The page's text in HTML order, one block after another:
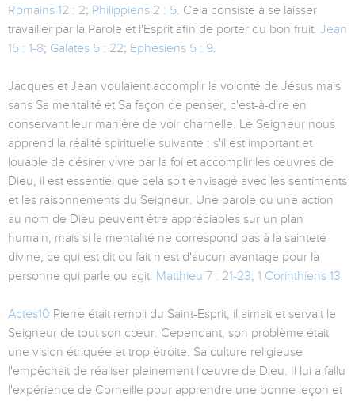
Romains 12 : 2; Philippiens 2 : 5. Cela consiste à se laisser
travailler par la Parole et l'Esprit afin de porter du bon fruit. Jean
15 : 1-8; Galates 5 : 22; Ephésiens 5 : 9.
Jacques et Jean voulaient accomplir la volonté de Jésus mais
sans Sa mentalité et Sa façon de penser, c'est-à-dire en
conservant leur manière de voir charnelle. Le Seigneur nous
apprend la réalité spirituelle suivante : s'il est important et
louable de désirer vivre par la foi et accomplir les œuvres de
Dieu, il est essentiel que cela soit envisagé avec les sentiments
et les raisonnements du Seigneur. Une parole ou une action
au nom de Dieu peuvent être appréciables sur un plan
humain, mais si la mentalité ne correspond pas à la sainteté
divine, ce qui est dit ou fait n'est d'aucun avantage pour la
personne qui parle ou agit. Matthieu 7 : 21-23; 1 Corinthiens 13.
Actes10 Pierre était rempli du Saint-Esprit, il aimait et servait le
Seigneur de tout son cœur. Cependant, son problème était
une vision étriquée et trop étroite. Sa culture religieuse
l'empêchait de réaliser pleinement l'œuvre de Dieu. Il lui a fallu
l'expérience de Corneille pour apprendre une bonne leçon et